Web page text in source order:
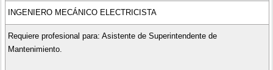
INGENIERO MECÁNICO ELECTRICISTA
Requiere profesional para: Asistente de Superintendente de
Mantenimiento.